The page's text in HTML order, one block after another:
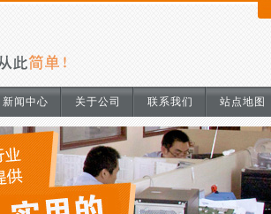
新闻中心 关于公司 联系我们 站点地图